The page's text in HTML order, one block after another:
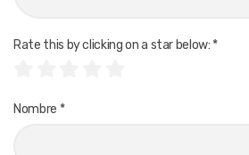
Rate this by clicking on a star below: *
Nombre *